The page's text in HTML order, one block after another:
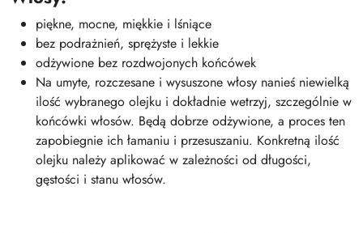
piękne, mocne, miękkie i lśniące
bez podrażnień, sprężyste i lekkie
odżywione bez rozdwojonych końcówek
Na umyte, rozczesane i wysuszone włosy nanieś niewielką
ilość wybranego olejku i dokładnie wetrzyj, szczególnie w
końcówki włosów. Będą dobrze odżywione, a proces ten
zapobiegnie ich łamaniu i przesuszaniu. Konkretną ilość
olejku należy aplikować w zależności od długości,
gęstości i stanu włosów.